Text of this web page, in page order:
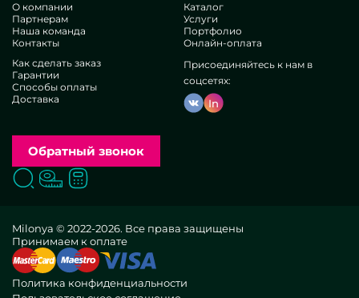
О компании
Партнерам
Наша команда
Контакты
Каталог
Услуги
Портфолио
Онлайн-оплата
Как сделать заказ
Гарантии
Способы оплаты
Доставка
Присоединяйтесь к нам в
соцсетях:
In
Обратный звонок
ПоискВызвать замерщика
Milonya © 2022-2026. Все права защищены
Принимаем к оплате
Политика конфиденциальности